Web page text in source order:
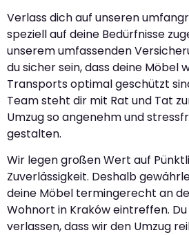
Verlass dich auf unseren
speziell auf deine Bedürfnisse
unserem umfassenden
du sicher sein, dass deine Möbel
Transports optimal geschützt
Team steht dir mit Rat und Tat
Umzug so angenehm und
gestalten.
Wir legen großen Wert auf
Zuverlässigkeit. Deshalb
deine Möbel termingerecht an
Wohnort in Kraków eintreffen.
verlassen, dass wir den Umzug